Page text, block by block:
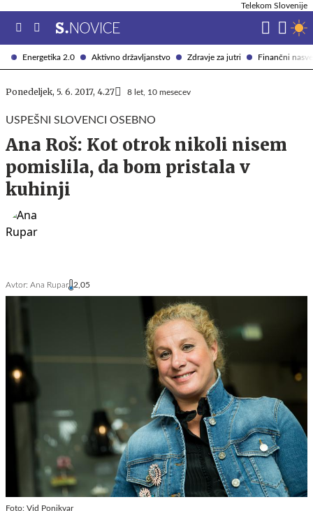
Energetika 2.0 Aktivno državljanstvo Zdravje za jutri Finančni
Telekom Slovenije
Ponedeljek, 5. 6. 2017, 4.27 8 let, 10 mesecev
USPEŠNI SLOVENCI OSEBNO
Ana Roš: Kot otrok nikoli nisem
pomislila, da bom pristala v
kuhinji
Avtor: Ana Rupar 2,05
Foto: Vid Ponikvar